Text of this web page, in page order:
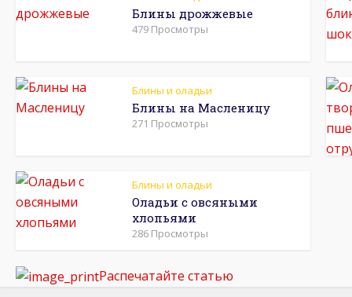
Блины дрожжевые
479 Просмотры
Блины и оладьи
Блины на Масленицу
271 Просмотры
Блины и оладьи
Оладьи с овсяными
хлопьями
286 Просмотры
Распечатайте статью